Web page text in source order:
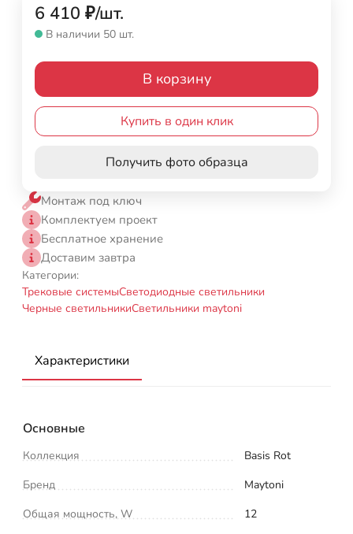
6 410 ₽/шт.
В наличии 50 шт.
В корзину
Купить в один клик
Получить фото образца
Монтаж под ключ
Комплектуем проект
Бесплатное хранение
Доставим завтра
Категории:
Трековые системыСветодиодные светильники
Черные светильникиСветильники maytoni
Характеристики
Основные
Коллекция
Basis Rot
Бренд
Maytoni
Общая мощность, W
12